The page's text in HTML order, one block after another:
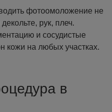
фотоомоложение не
рук, плеч.
и сосудистые
кожи на любых участках.
в